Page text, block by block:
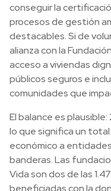
conseguir la
procesos de gestión
destacables. Si de
alianza con la
acceso a viviendas
públicos seguros e
comunidades que
El balance es
lo que significa un
económico a
banderas. Las
Vida son dos de las
beneficiadas con la